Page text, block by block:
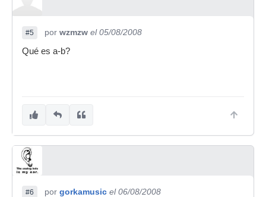
#5 por wzmzw el 05/08/2008
Qué es a-b?
#6 por gorkamusic el 06/08/2008